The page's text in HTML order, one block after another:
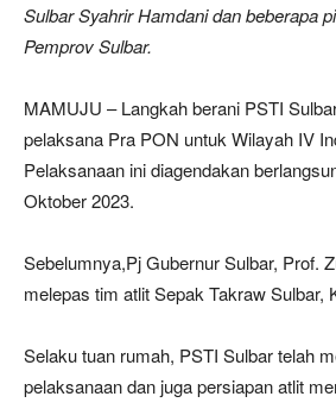
Sulbar Syahrir Hamdani dan beberapa
Pemprov Sulbar.
MAMUJU – Langkah berani PSTI
pelaksana Pra PON untuk Wilayah IV
Pelaksanaan ini diagendakan
Oktober 2023.
Sebelumnya,Pj Gubernur Sulbar, Prof.
melepas tim atlit Sepak Takraw Sulbar,
Selaku tuan rumah, PSTI Sulbar telah
pelaksanaan dan juga persiapan atlit